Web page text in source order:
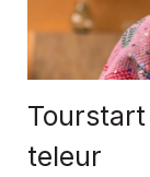
teleur